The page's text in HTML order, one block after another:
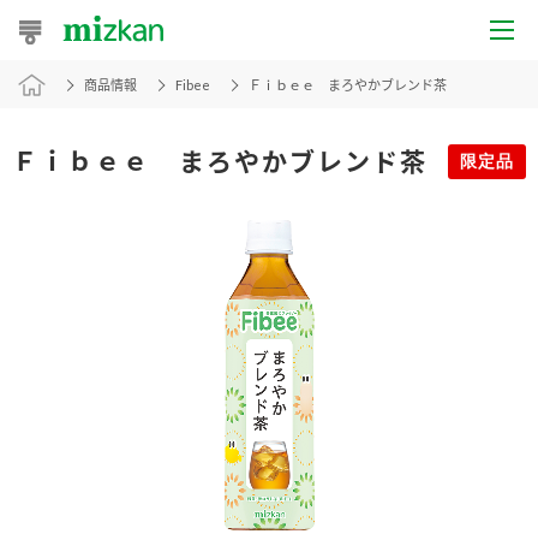
おうちレシピ
おすすめレシピ
商品情報 Fibee Ｆｉｂｅｅ まろやかブレンド茶
Ｆｉｂｅｅ まろやかブレンド茶 限定品